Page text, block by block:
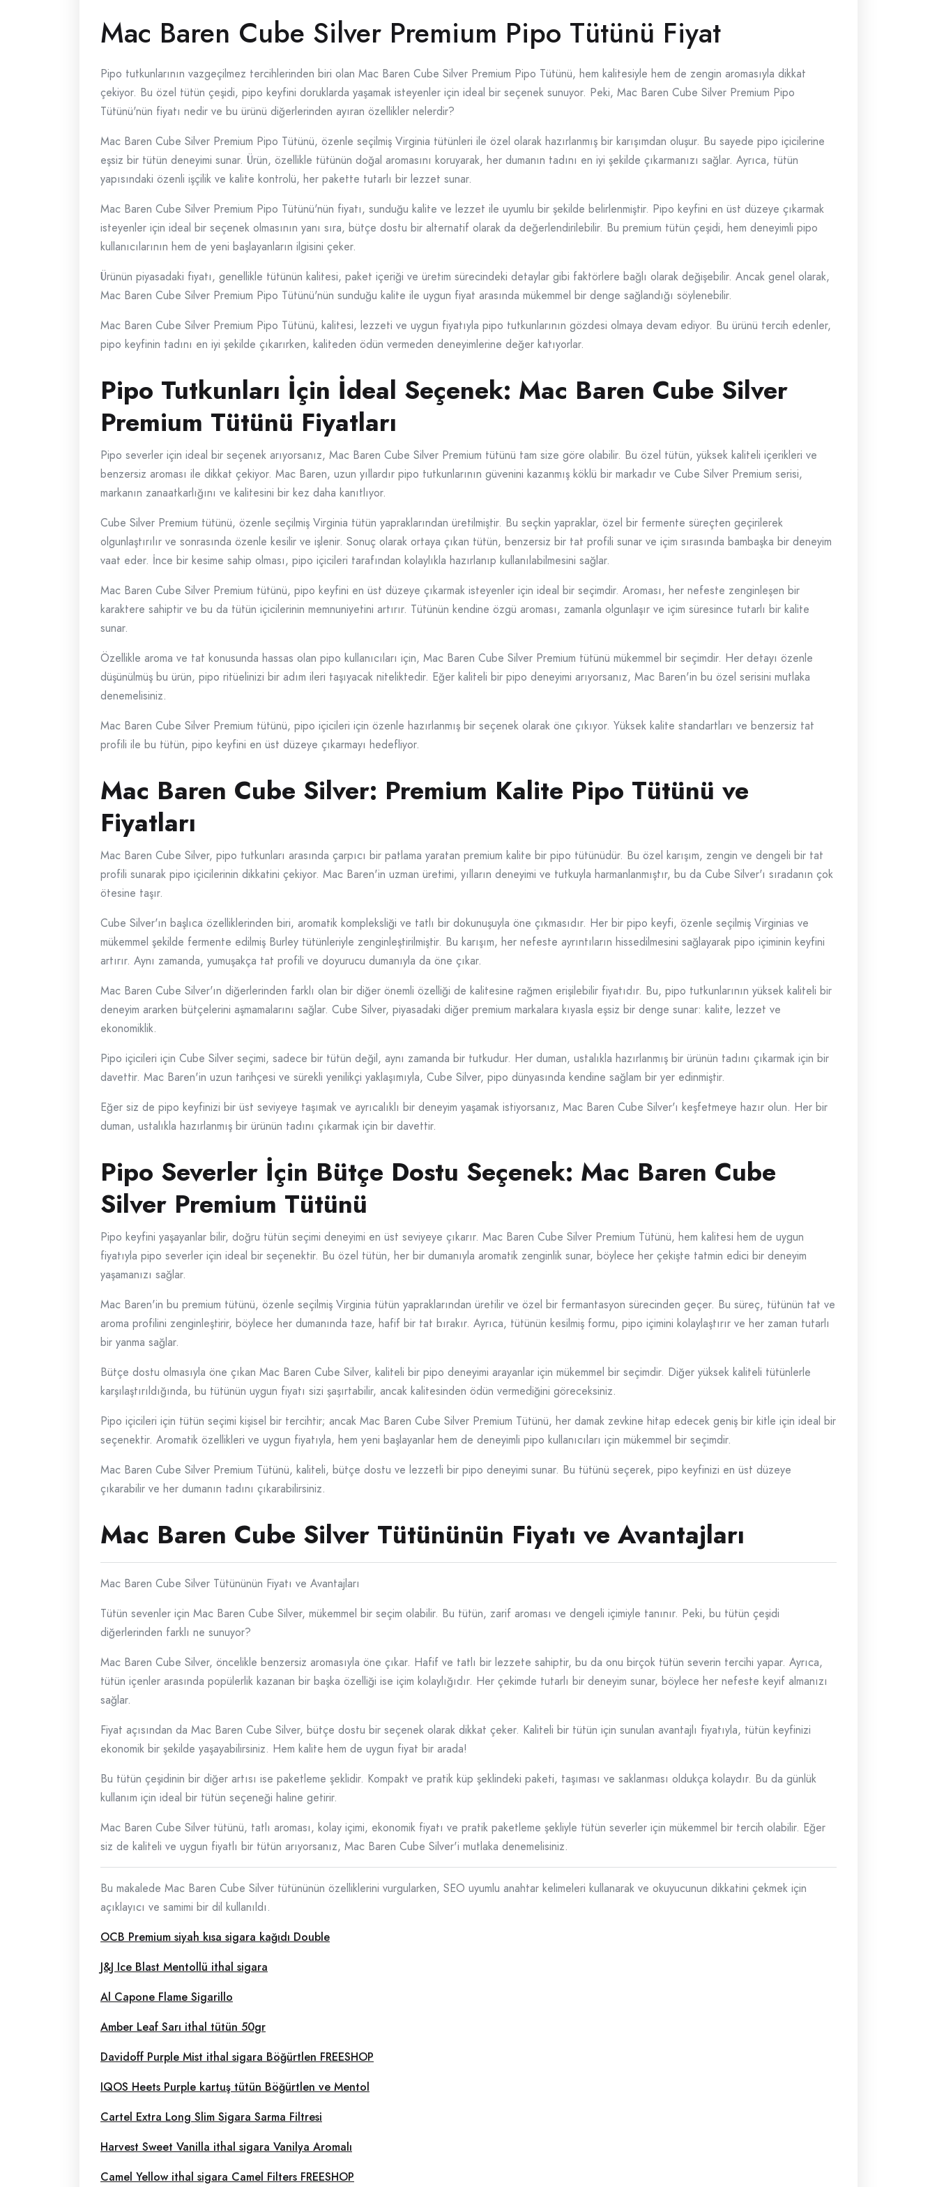
Mac Baren Cube Silver Premium Pipo Tütünü Fiyat
Pipo tutkunlarının vazgeçilmez tercihlerinden biri olan Mac Baren Cube Silver Premium Pipo Tütünü, hem kalitesiyle hem de zengin aromasıyla dikkat
çekiyor. Bu özel tütün çeşidi, pipo keyfini doruklarda yaşamak isteyenler için ideal bir seçenek sunuyor. Peki, Mac Baren Cube Silver Premium Pipo
Tütünü'nün fiyatı nedir ve bu ürünü diğerlerinden ayıran özellikler nelerdir?
Mac Baren Cube Silver Premium Pipo Tütünü, özenle seçilmiş Virginia tütünleri ile özel olarak hazırlanmış bir karışımdan oluşur. Bu sayede pipo içicilerine
eşsiz bir tütün deneyimi sunar. Ürün, özellikle tütünün doğal aromasını koruyarak, her dumanın tadını en iyi şekilde çıkarmanızı sağlar. Ayrıca, tütün
yapısındaki özenli işçilik ve kalite kontrolü, her pakette tutarlı bir lezzet sunar.
Mac Baren Cube Silver Premium Pipo Tütünü'nün fiyatı, sunduğu kalite ve lezzet ile uyumlu bir şekilde belirlenmiştir. Pipo keyfini en üst düzeye çıkarmak
isteyenler için ideal bir seçenek olmasının yanı sıra, bütçe dostu bir alternatif olarak da değerlendirilebilir. Bu premium tütün çeşidi, hem deneyimli pipo
kullanıcılarının hem de yeni başlayanların ilgisini çeker.
Ürünün piyasadaki fiyatı, genellikle tütünün kalitesi, paket içeriği ve üretim sürecindeki detaylar gibi faktörlere bağlı olarak değişebilir. Ancak genel olarak,
Mac Baren Cube Silver Premium Pipo Tütünü'nün sunduğu kalite ile uygun fiyat arasında mükemmel bir denge sağlandığı söylenebilir.
Mac Baren Cube Silver Premium Pipo Tütünü, kalitesi, lezzeti ve uygun fiyatıyla pipo tutkunlarının gözdesi olmaya devam ediyor. Bu ürünü tercih edenler,
pipo keyfinin tadını en iyi şekilde çıkarırken, kaliteden ödün vermeden deneyimlerine değer katıyorlar.
Pipo Tutkunları İçin İdeal Seçenek: Mac Baren Cube Silver
Premium Tütünü Fiyatları
Pipo severler için ideal bir seçenek arıyorsanız, Mac Baren Cube Silver Premium tütünü tam size göre olabilir. Bu özel tütün, yüksek kaliteli içerikleri ve
benzersiz aroması ile dikkat çekiyor. Mac Baren, uzun yıllardır pipo tutkunlarının güvenini kazanmış köklü bir markadır ve Cube Silver Premium serisi,
markanın zanaatkarlığını ve kalitesini bir kez daha kanıtlıyor.
Cube Silver Premium tütünü, özenle seçilmiş Virginia tütün yapraklarından üretilmiştir. Bu seçkin yapraklar, özel bir fermente süreçten geçirilerek
olgunlaştırılır ve sonrasında özenle kesilir ve işlenir. Sonuç olarak ortaya çıkan tütün, benzersiz bir tat profili sunar ve içim sırasında bambaşka bir deneyim
vaat eder. İnce bir kesime sahip olması, pipo içicileri tarafından kolaylıkla hazırlanıp kullanılabilmesini sağlar.
Mac Baren Cube Silver Premium tütünü, pipo keyfini en üst düzeye çıkarmak isteyenler için ideal bir seçimdir. Aroması, her nefeste zenginleşen bir
karaktere sahiptir ve bu da tütün içicilerinin memnuniyetini artırır. Tütünün kendine özgü aroması, zamanla olgunlaşır ve içim süresince tutarlı bir kalite
sunar.
Özellikle aroma ve tat konusunda hassas olan pipo kullanıcıları için, Mac Baren Cube Silver Premium tütünü mükemmel bir seçimdir. Her detayı özenle
düşünülmüş bu ürün, pipo ritüelinizi bir adım ileri taşıyacak niteliktedir. Eğer kaliteli bir pipo deneyimi arıyorsanız, Mac Baren'in bu özel serisini mutlaka
denemelisiniz.
Mac Baren Cube Silver Premium tütünü, pipo içicileri için özenle hazırlanmış bir seçenek olarak öne çıkıyor. Yüksek kalite standartları ve benzersiz tat
profili ile bu tütün, pipo keyfini en üst düzeye çıkarmayı hedefliyor.
Mac Baren Cube Silver: Premium Kalite Pipo Tütünü ve
Fiyatları
Mac Baren Cube Silver, pipo tutkunları arasında çarpıcı bir patlama yaratan premium kalite bir pipo tütünüdür. Bu özel karışım, zengin ve dengeli bir tat
profili sunarak pipo içicilerinin dikkatini çekiyor. Mac Baren'in uzman üretimi, yılların deneyimi ve tutkuyla harmanlanmıştır, bu da Cube Silver'ı sıradanın çok
ötesine taşır.
Cube Silver'ın başlıca özelliklerinden biri, aromatik kompleksliği ve tatlı bir dokunuşuyla öne çıkmasıdır. Her bir pipo keyfi, özenle seçilmiş Virginias ve
mükemmel şekilde fermente edilmiş Burley tütünleriyle zenginleştirilmiştir. Bu karışım, her nefeste ayrıntıların hissedilmesini sağlayarak pipo içiminin keyfini
artırır. Aynı zamanda, yumuşakça tat profili ve doyurucu dumanıyla da öne çıkar.
Mac Baren Cube Silver'ın diğerlerinden farklı olan bir diğer önemli özelliği de kalitesine rağmen erişilebilir fiyatıdır. Bu, pipo tutkunlarının yüksek kaliteli bir
deneyim ararken bütçelerini aşmamalarını sağlar. Cube Silver, piyasadaki diğer premium markalara kıyasla eşsiz bir denge sunar: kalite, lezzet ve
ekonomiklik.
Pipo içicileri için Cube Silver seçimi, sadece bir tütün değil, aynı zamanda bir tutkudur. Her duman, ustalıkla hazırlanmış bir ürünün tadını çıkarmak için bir
davettir. Mac Baren'in uzun tarihçesi ve sürekli yenilikçi yaklaşımıyla, Cube Silver, pipo dünyasında kendine sağlam bir yer edinmiştir.
Eğer siz de pipo keyfinizi bir üst seviyeye taşımak ve ayrıcalıklı bir deneyim yaşamak istiyorsanız, Mac Baren Cube Silver'ı keşfetmeye hazır olun. Her bir
duman, ustalıkla hazırlanmış bir ürünün tadını çıkarmak için bir davettir.
Pipo Severler İçin Bütçe Dostu Seçenek: Mac Baren Cube
Silver Premium Tütünü
Pipo keyfini yaşayanlar bilir, doğru tütün seçimi deneyimi en üst seviyeye çıkarır. Mac Baren Cube Silver Premium Tütünü, hem kalitesi hem de uygun
fiyatıyla pipo severler için ideal bir seçenektir. Bu özel tütün, her bir dumanıyla aromatik zenginlik sunar, böylece her çekişte tatmin edici bir deneyim
yaşamanızı sağlar.
Mac Baren'in bu premium tütünü, özenle seçilmiş Virginia tütün yapraklarından üretilir ve özel bir fermantasyon sürecinden geçer. Bu süreç, tütünün tat ve
aroma profilini zenginleştirir, böylece her dumanında taze, hafif bir tat bırakır. Ayrıca, tütünün kesilmiş formu, pipo içimini kolaylaştırır ve her zaman tutarlı
bir yanma sağlar.
Bütçe dostu olmasıyla öne çıkan Mac Baren Cube Silver, kaliteli bir pipo deneyimi arayanlar için mükemmel bir seçimdir. Diğer yüksek kaliteli tütünlerle
karşılaştırıldığında, bu tütünün uygun fiyatı sizi şaşırtabilir, ancak kalitesinden ödün vermediğini göreceksiniz.
Pipo içicileri için tütün seçimi kişisel bir tercihtir; ancak Mac Baren Cube Silver Premium Tütünü, her damak zevkine hitap edecek geniş bir kitle için ideal bir
seçenektir. Aromatik özellikleri ve uygun fiyatıyla, hem yeni başlayanlar hem de deneyimli pipo kullanıcıları için mükemmel bir seçimdir.
Mac Baren Cube Silver Premium Tütünü, kaliteli, bütçe dostu ve lezzetli bir pipo deneyimi sunar. Bu tütünü seçerek, pipo keyfinizi en üst düzeye
çıkarabilir ve her dumanın tadını çıkarabilirsiniz.
Mac Baren Cube Silver Tütününün Fiyatı ve Avantajları
Mac Baren Cube Silver Tütününün Fiyatı ve Avantajları
Tütün sevenler için Mac Baren Cube Silver, mükemmel bir seçim olabilir. Bu tütün, zarif aroması ve dengeli içimiyle tanınır. Peki, bu tütün çeşidi
diğerlerinden farklı ne sunuyor?
Mac Baren Cube Silver, öncelikle benzersiz aromasıyla öne çıkar. Hafif ve tatlı bir lezzete sahiptir, bu da onu birçok tütün severin tercihi yapar. Ayrıca,
tütün içenler arasında popülerlik kazanan bir başka özelliği ise içim kolaylığıdır. Her çekimde tutarlı bir deneyim sunar, böylece her nefeste keyif almanızı
sağlar.
Fiyat açısından da Mac Baren Cube Silver, bütçe dostu bir seçenek olarak dikkat çeker. Kaliteli bir tütün için sunulan avantajlı fiyatıyla, tütün keyfinizi
ekonomik bir şekilde yaşayabilirsiniz. Hem kalite hem de uygun fiyat bir arada!
Bu tütün çeşidinin bir diğer artısı ise paketleme şeklidir. Kompakt ve pratik küp şeklindeki paketi, taşıması ve saklanması oldukça kolaydır. Bu da günlük
kullanım için ideal bir tütün seçeneği haline getirir.
Mac Baren Cube Silver tütünü, tatlı aroması, kolay içimi, ekonomik fiyatı ve pratik paketleme şekliyle tütün severler için mükemmel bir tercih olabilir. Eğer
siz de kaliteli ve uygun fiyatlı bir tütün arıyorsanız, Mac Baren Cube Silver'i mutlaka denemelisiniz.
Bu makalede Mac Baren Cube Silver tütününün özelliklerini vurgularken, SEO uyumlu anahtar kelimeleri kullanarak ve okuyucunun dikkatini çekmek için
açıklayıcı ve samimi bir dil kullanıldı.
OCB Premium siyah kısa sigara kağıdı Double
J&J Ice Blast Mentollü ithal sigara
Al Capone Flame Sigarillo
Amber Leaf Sarı ithal tütün 50gr
Davidoff Purple Mist ithal sigara Böğürtlen FREESHOP
IQOS Heets Purple kartuş tütün Böğürtlen ve Mentol
Cartel Extra Long Slim Sigara Sarma Filtresi
Harvest Sweet Vanilla ithal sigara Vanilya Aromalı
Camel Yellow ithal sigara Camel Filters FREESHOP